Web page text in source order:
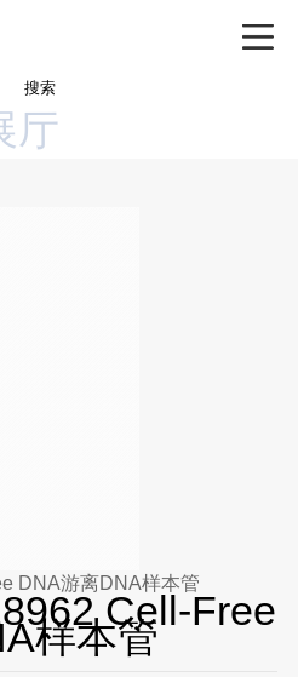
搜索
厅
DNA游离DNA样本管
Cell-Free
样本管